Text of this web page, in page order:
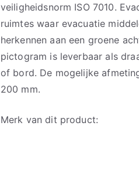
veiligheidsnorm ISO 7010.
ruimtes waar evacuatie
herkennen aan een groene
pictogram is leverbaar als
of bord. De mogelijke
200 mm.
Merk van dit product: